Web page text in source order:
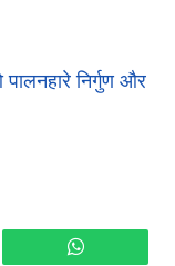
निर्गुण और
WhatsApp